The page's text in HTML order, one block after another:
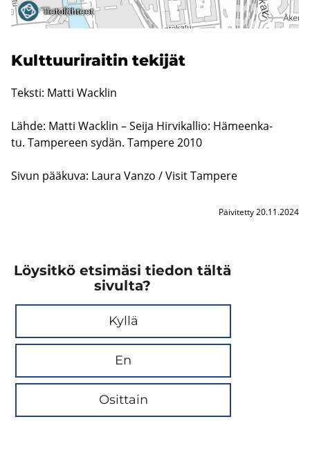
Kult­tuu­ri­rai­tin te­ki­jät
Teks­ti: Matti Wacklin
Lähde: Matti Wacklin – Seija Hir­vi­kal­lio: Hä­meen­ka­
tu. Tam­pe­reen sydän. Tam­pe­re 2010
Sivun pää­ku­va: Laura Vanzo / Visit Tam­pe­re
Päivitetty 20.11.2024
Löysitkö etsimäsi tiedon tältä
sivulta?
Kyllä
En
Osittain